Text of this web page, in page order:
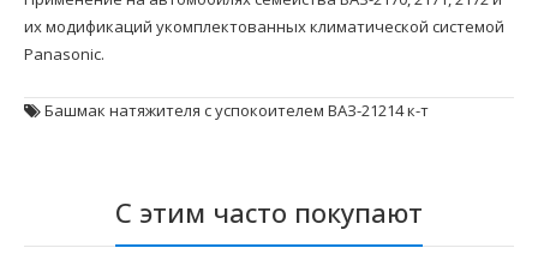
их модификаций укомплектованных климатической системой
Panasonic.
Башмак натяжителя с успокоителем ВАЗ-21214 к-т
С этим часто покупают